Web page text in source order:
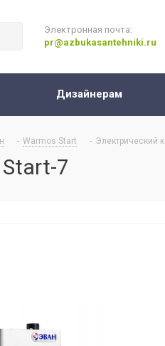
Электронная почта:
pr@azbukasantehniki.ru
Дизайнерам
- Warmos Start - Электрический
7